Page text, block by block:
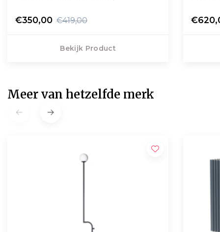
€350,00 €419,00
Bekijk Product
Meer van hetzelfde merk